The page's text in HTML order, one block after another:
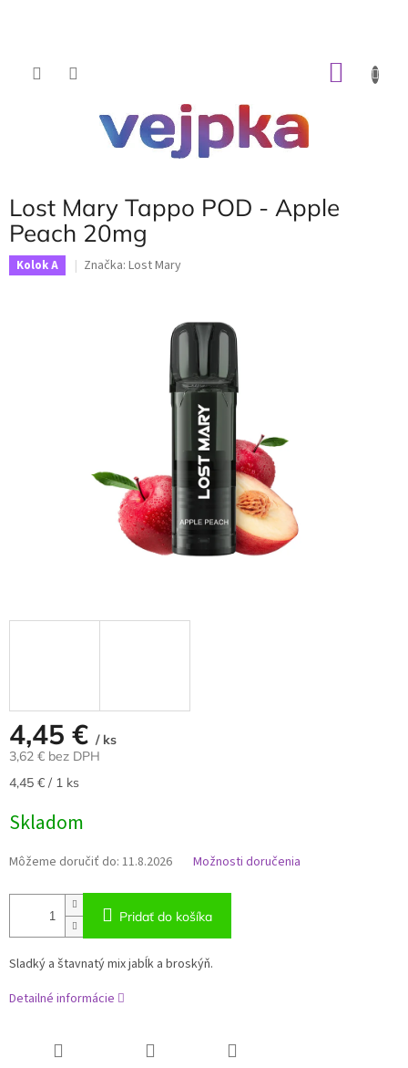
Lost Mary Tappo POD - Apple
Peach 20mg
Kolok A Značka: Lost Mary
4,45 € / ks
3,62 € bez DPH
Jednotková
4,45 € / 1 ks
Skladom
Môžeme doručiť do: 11.8.2026 Možnosti doručenia
Pridať do košíka
Sladký a štavnatý mix jabĺk a broskýň.
Detailné informácie